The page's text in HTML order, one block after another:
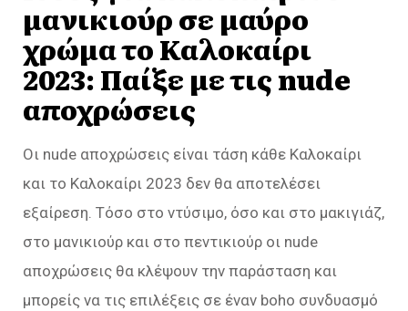
μανικιούρ σε μαύρο
χρώμα το Καλοκαίρι
2023: Παίξε με τις nude
αποχρώσεις
Οι nude αποχρώσεις είναι τάση κάθε Καλοκαίρι
και το Καλοκαίρι 2023 δεν θα αποτελέσει
εξαίρεση. Τόσο στο ντύσιμο, όσο και στο μακιγιάζ,
στο μανικιούρ και στο πεντικιούρ οι nude
αποχρώσεις θα κλέψουν την παράσταση και
μπορείς να τις επιλέξεις σε έναν boho συνδυασμό